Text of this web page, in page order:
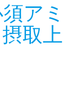
アミ
取上